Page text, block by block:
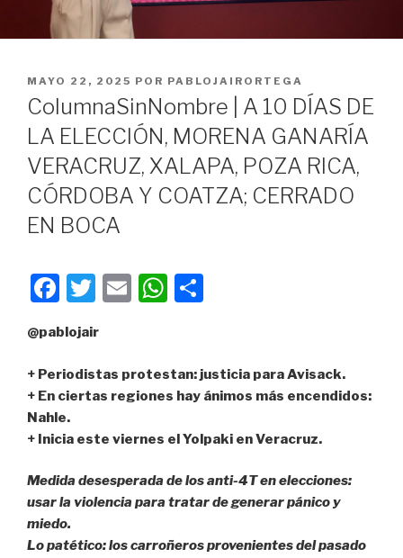
PUBLICADO
EN
MAYO 22, 2025 POR PABLOJAIRORTEGA
ColumnaSinNombre | A 10 DÍAS DE
LA ELECCIÓN, MORENA GANARÍA
VERACRUZ, XALAPA, POZA RICA,
CÓRDOBA Y COATZA; CERRADO
EN BOCA
F
c
e
b
o
k
T
tt
er
E
W
s
A
p
p
ar
tir
@pablojair
+ Periodistas protestan: justicia para Avisack.
+ En ciertas regiones hay ánimos más encendidos:
Nahle.
+ Inicia este viernes el Yolpaki en Veracruz.
Medida desesperada de los anti-4T en elecciones:
usar la violencia para tratar de generar pánico y
miedo.
Lo patético: los carroñeros provenientes del pasado